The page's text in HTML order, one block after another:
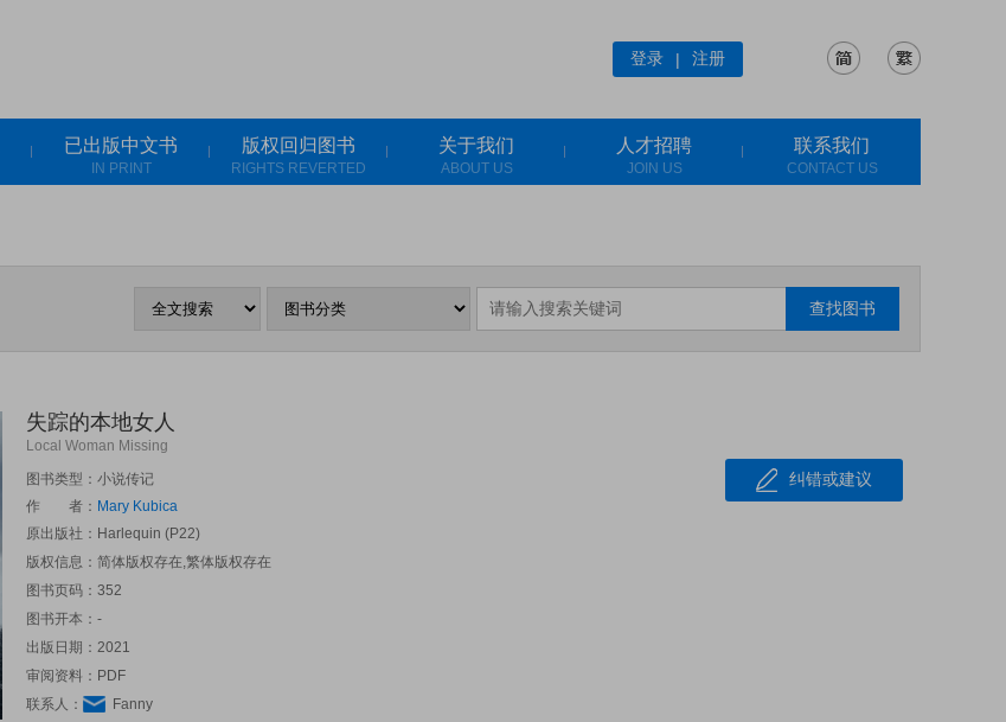
登录 | 注册
已出版中文书
IN PRINT
版权回归图书
RIGHTS REVERTED
关于我们
ABOUT US
人才招聘
JOIN US
联系我们
CONTACT US
查找图书
纠错或建议
失踪的本地女人
Local Woman Missing
图书类型：小说传记
作 者： Mary Kubica
原出版社： Harlequin (P22)
版权信息：简体版权存在,繁体版权存在
图书页码：352
图书开本：-
出版日期：2021
审阅资料：PDF
联系人：
Fanny